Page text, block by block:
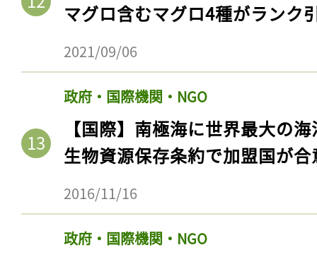
マグロ含むマグロ4種がランク
2021/09/06
政府・国際機関・NGO
【国際】南極海に世界最大の
生物資源保存条約で加盟国が合
2016/11/16
政府・国際機関・NGO